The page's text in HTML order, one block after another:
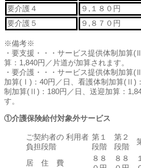
要介護４
９,１８０円
要介護５
９,８７０円
※備考※
・要支援・・・サービス提供体制加算
算：1,840円／片道が加算されます。
・要介護・・・サービス提供体制加算
加算(Ⅰ)：40円／日、看護体制加算(Ⅱ)
制加算(Ⅱ)：180円／日、送迎加算：
す。
①介護保険給付対象外サービス
ご契約者の 利用者
負担段階
第１
段階
第２
段階
居 住 費
８８
８８